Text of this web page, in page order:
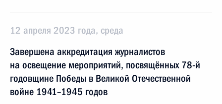
12 апреля 2023 года, среда
Завершена аккредитация журналистов
на освещение мероприятий, посвящённых 78-й
годовщине Победы в Великой Отечественной
войне 1941–1945 годов